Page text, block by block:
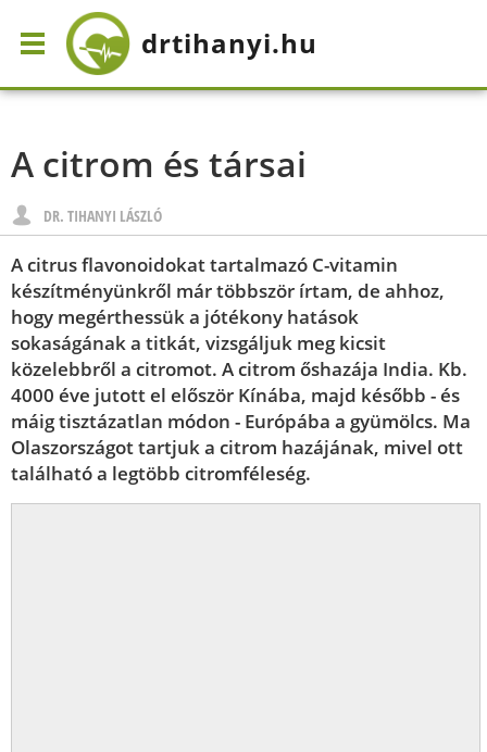
drtihanyi.hu
A citrom és társai
DR. TIHANYI LÁSZLÓ
A citrus flavonoidokat tartalmazó C-vitamin
készítményünkről már többször írtam, de ahhoz,
hogy megérthessük a jótékony hatások
sokaságának a titkát, vizsgáljuk meg kicsit
közelebbről a citromot. A citrom őshazája India. Kb.
4000 éve jutott el először Kínába, majd később - és
máig tisztázatlan módon - Európába a gyümölcs. Ma
Olaszországot tartjuk a citrom hazájának, mivel ott
található a legtöbb citromféleség.